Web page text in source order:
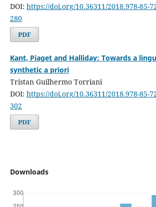
DOI: https://doi.org/10.36311/2018.978-85-
280
PDF
Kant, Piaget and Halliday: Towards a
synthetic a priori
Tristan Guilhermo Torriani
DOI: https://doi.org/10.36311/2018.978-85-
302
PDF
Downloads